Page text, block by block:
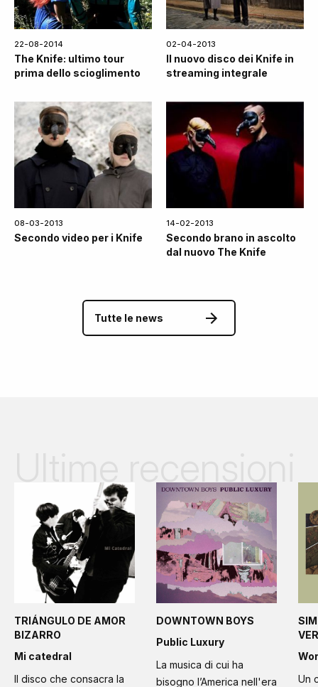
22-08-2014
The Knife: ultimo tour
prima dello scioglimento
02-04-2013
Il nuovo disco dei Knife in
streaming integrale
08-03-2013
Secondo video per i Knife
14-02-2013
Secondo brano in ascolto
dal nuovo The Knife
Tutte le news
TRIÁNGULO DE AMOR
BIZARRO
Mi catedral
Il disco che consacra la
DOWNTOWN BOYS
Public Luxury
La musica di cui ha
bisogno l’America nell'era
Un